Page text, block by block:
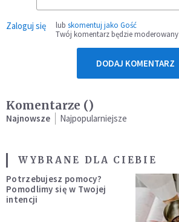
Zaloguj się lub skomentuj jako Gość
Twój komentarz będzie moderowany
DODAJ KOMENTARZ
Komentarze ()
Najnowsze Najpopularniejsze
WYBRANE DLA CIEBIE
Potrzebujesz pomocy?
Pomodlimy się w Twojej
intencji